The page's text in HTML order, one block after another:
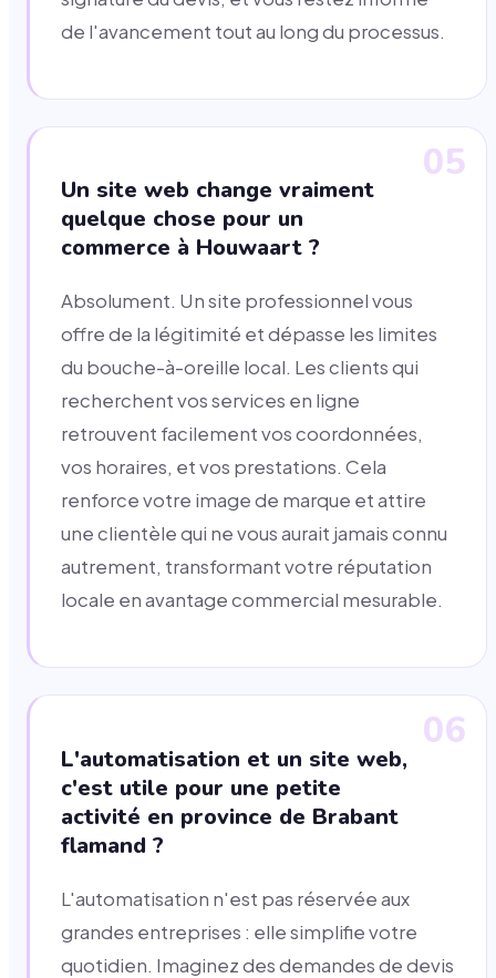
de l'avancement tout au long du processus.
05
Un site web change vraiment
quelque chose pour un
commerce à Houwaart ?
Absolument. Un site professionnel vous
offre de la légitimité et dépasse les limites
du bouche-à-oreille local. Les clients qui
recherchent vos services en ligne
retrouvent facilement vos coordonnées,
vos horaires, et vos prestations. Cela
renforce votre image de marque et attire
une clientèle qui ne vous aurait jamais connu
autrement, transformant votre réputation
locale en avantage commercial mesurable.
06
L'automatisation et un site web,
c'est utile pour une petite
activité en province de Brabant
flamand ?
L'automatisation n'est pas réservée aux
grandes entreprises : elle simplifie votre
quotidien. Imaginez des demandes de devis